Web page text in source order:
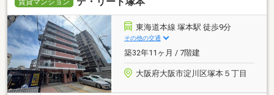
東海道本線 塚本駅 徒歩9分
その他の交通
築32年11ヶ月 / 7階建
大阪府大阪市淀川区塚本５丁目